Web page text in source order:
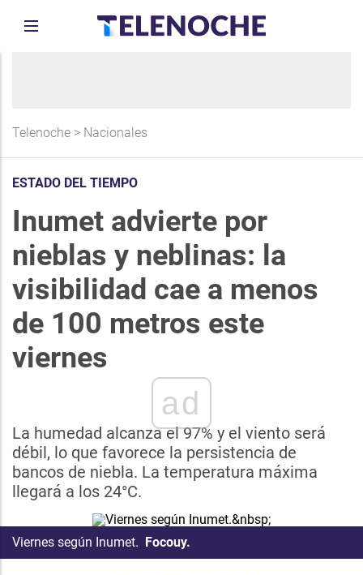
Telenoche > Nacionales
ESTADO DEL TIEMPO
Inumet advierte por
nieblas y neblinas: la
visibilidad cae a menos
de 100 metros este
viernes
ad
La humedad alcanza el 97% y el viento será
débil, lo que favorece la persistencia de
bancos de niebla. La temperatura máxima
llegará a los 24°C.
Viernes según Inumet. Focouy.